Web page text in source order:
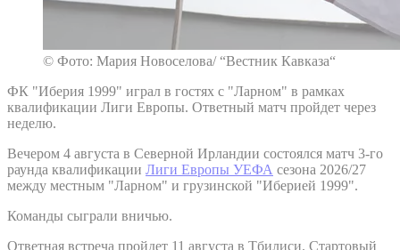
© Фото: Мария Новоселова/ “Вестник Кавказа“
ФК "Иберия 1999" играл в гостях с "Ларном" в рамках
квалификации Лиги Европы. Ответный матч пройдет через
неделю.
Вечером 4 августа в Северной Ирландии состоялся матч 3-го
раунда квалификации Лиги Европы УЕФА сезона 2026/27
между местным "Ларном" и грузинской "Иберией 1999".
Команды сыграли вничью.
Ответная встреча пройдет 11 августа в Тбилиси. Стартовый